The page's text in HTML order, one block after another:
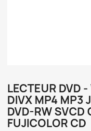
LECTEUR DVD
DIVX MP4 MP3
DVD-RW SVCD
FUJICOLOR CD